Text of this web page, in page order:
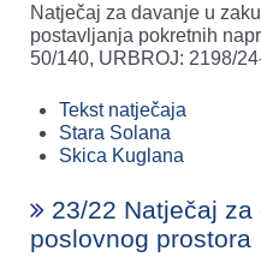
Natječaj za davanje u
postavljanja pokretnih
50/140, URBROJ: 2198/
Tekst natječaja
Stara Solana
Skica Kuglana
23/22 Natječaj
poslovnog prostora